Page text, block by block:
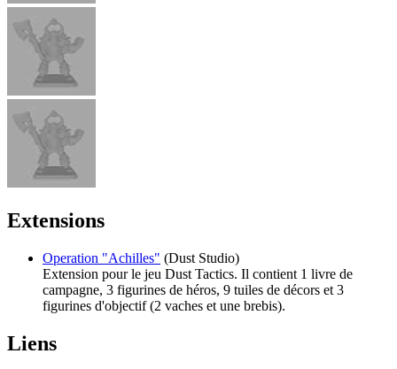
Extensions
Operation "Achilles" (Dust Studio)
Extension pour le jeu Dust Tactics. Il contient 1 livre de
campagne, 3 figurines de héros, 9 tuiles de décors et 3
figurines d'objectif (2 vaches et une brebis).
Liens